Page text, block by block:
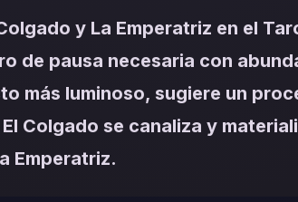
y La Emperatriz en el
de pausa necesaria con
más luminoso, sugiere un
Colgado se canaliza y
Emperatriz.